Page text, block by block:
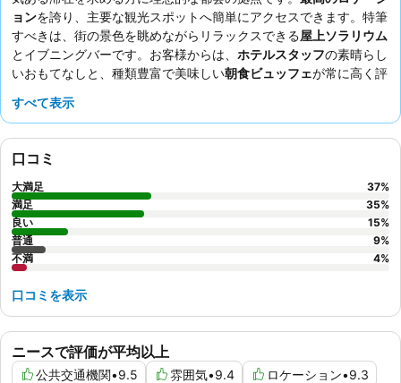
ョンを誇り、主要な観光スポットへ簡単にアクセスできます。特筆
すべきは、街の景色を眺めながらリラックスできる屋上ソラリウム
とイブニングバーです。お客様からは、 ホテルスタッフの素晴らし
いおもてなしと、種類豊富で美味しい朝食ビュッフェが常に高く評
過ごすのがおすすめです。
すべて表示
ニースで評価が平均以上
公共交通機関•9.5 雰囲気•9.4 ロケーション•9.3
口コミ
大満足 37%
満足
35%
良い
15%
普通
9%
不満
4%
口コミを表示